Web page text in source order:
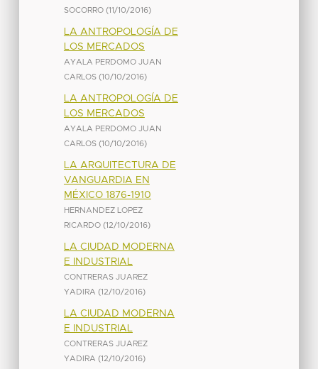
SOCORRO (11/10/2016)
LA ANTROPOLOGÍA DE
LOS MERCADOS
AYALA PERDOMO JUAN
CARLOS (10/10/2016)
LA ANTROPOLOGÍA DE
LOS MERCADOS
AYALA PERDOMO JUAN
CARLOS (10/10/2016)
LA ARQUITECTURA DE
VANGUARDIA EN
MÉXICO 1876-1910
HERNANDEZ LOPEZ
RICARDO (12/10/2016)
LA CIUDAD MODERNA
E INDUSTRIAL
CONTRERAS JUAREZ
YADIRA (12/10/2016)
LA CIUDAD MODERNA
E INDUSTRIAL
CONTRERAS JUAREZ
YADIRA (12/10/2016)